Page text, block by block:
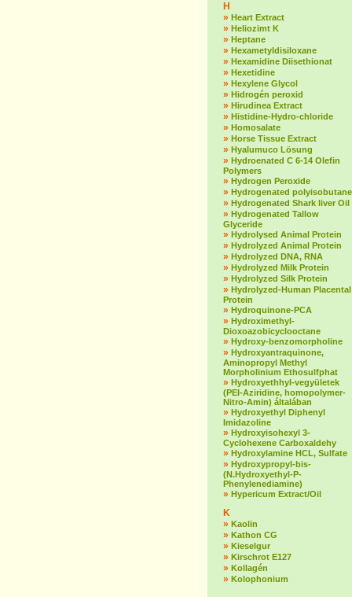
H
» Heart Extract
» Heliozimt K
» Heptane
» Hexametyldisiloxane
» Hexamidine Diisethionat
» Hexetidine
» Hexylene Glycol
» Hidrogén peroxid
» Hirudinea Extract
» Histidine-Hydro-chloride
» Homosalate
» Horse Tissue Extract
» Hyalumuco Lösung
» Hydroenated C 6-14 Olefin
Polymers
» Hydrogen Peroxide
» Hydrogenated polyisobutane
» Hydrogenated Shark liver Oil
» Hydrogenated Tallow
Glyceride
» Hydrolysed Animal Protein
» Hydrolyzed Animal Protein
» Hydrolyzed DNA, RNA
» Hydrolyzed Milk Protein
» Hydrolyzed Silk Protein
» Hydrolyzed-Human Placental
Protein
» Hydroquinone-PCA
» Hydroximethyl-
Dioxoazobicyclooctane
» Hydroxy-benzomorpholine
» Hydroxyantraquinone,
Aminopropyl Methyl
Morpholinium Ethosulfphat
» Hydroxyethhyl-vegyületek
(PEI-Aziridine, homopolymer-
Nitro-Amin) általában
» Hydroxyethyl Diphenyl
Imidazoline
» Hydroxyisohexyl 3-
Cyclohexene Carboxaldehy
» Hydroxylamine HCL, Sulfate
» Hydroxypropyl-bis-
(N.Hydroxyethyl-P-
Phenylenediamine)
» Hypericum Extract/Oil
K
» Kaolin
» Kathon CG
» Kieselgur
» Kirschrot E127
» Kollagén
» Kolophonium